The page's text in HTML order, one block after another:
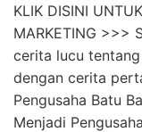
KLIK DISINI
MARKETING >>>
cerita lucu
dengan cerita
Pengusaha Batu
Menjadi